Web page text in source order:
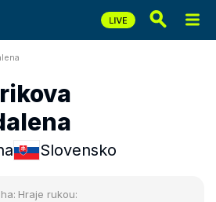
Slovensko
Hraje rukou: